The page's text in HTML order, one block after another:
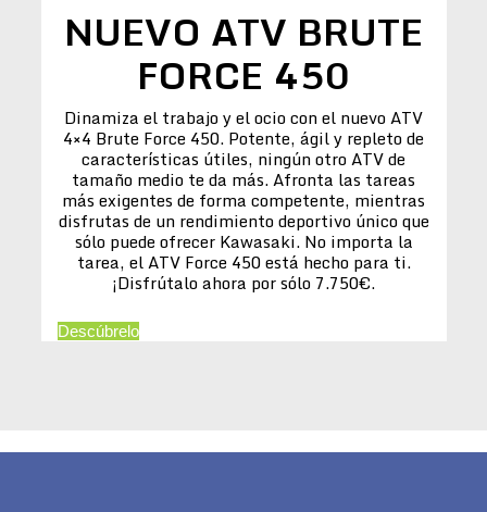
NUEVO ATV BRUTE
FORCE 450
Dinamiza el trabajo y el ocio con el nuevo ATV
4×4 Brute Force 450. Potente, ágil y repleto de
características útiles, ningún otro ATV de
tamaño medio te da más. Afronta las tareas
más exigentes de forma competente, mientras
disfrutas de un rendimiento deportivo único que
sólo puede ofrecer Kawasaki. No importa la
tarea, el ATV Force 450 está hecho para ti.
¡Disfrútalo ahora por sólo 7.750€.
Descúbrelo